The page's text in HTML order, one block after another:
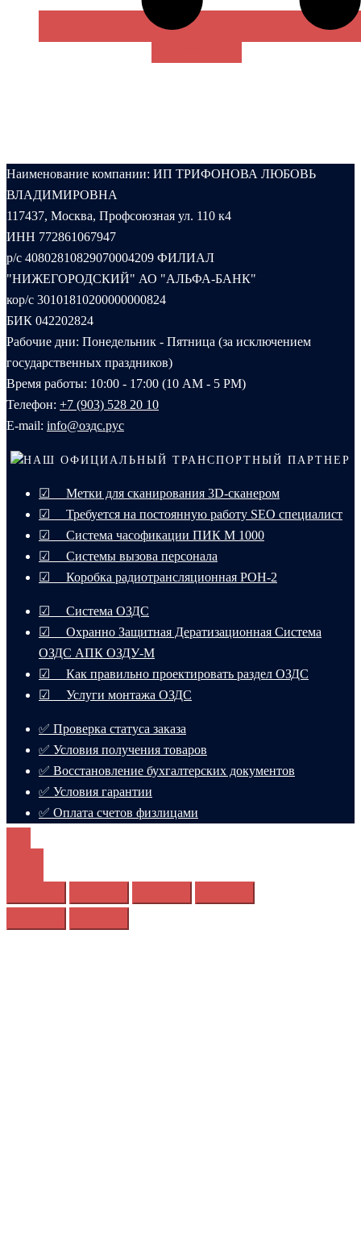
Наименование компании: ИП ТРИФОНОВА ЛЮБОВЬ
ВЛАДИМИРОВНА
117437, Москва, Профсоюзная ул. 110 к4
ИНН 772861067947
р/с 40802810829070004209 ФИЛИАЛ
"НИЖЕГОРОДСКИЙ" АО "АЛЬФА-БАНК"
кор/с 30101810200000000824
БИК 042202824
Рабочие дни: Понедельник - Пятница (за исключением
государственных праздников)
Время работы: 10:00 - 17:00 (10 AM - 5 PM)
Телефон: +7 (903) 528 20 10‬
E-mail: info@оздс.рус
НАШ ОФИЦИАЛЬНЫЙ ТРАНСПОРТНЫЙ ПАРТНЕР
☑ Метки для сканирования 3D-сканером
☑ Требуется на постоянную работу SEO специалист
☑ Система часофикации ПИК М 1000
☑ Системы вызова персонала
☑ Коробка радиотрансляционная РОН-2
☑ Система ОЗДС
☑ Охранно Защитная Дератизационная Система
ОЗДС АПК ОЗДУ-М
☑ Как правильно проектировать раздел ОЗДС
☑ Услуги монтажа ОЗДС
✅ Проверка статуса заказа
✅ Условия получения товаров
✅ Восстановление бухгалтерских документов
✅ Условия гарантии
✅ Оплата счетов физлицами